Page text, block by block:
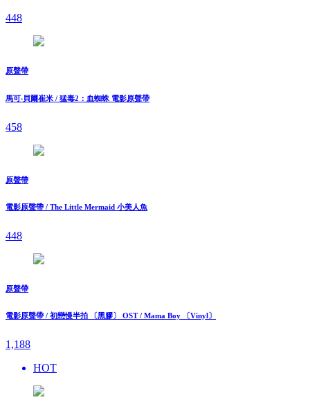
448
原聲帶
馬可‧貝爾崔米 / 猛毒2：血蜘蛛 電影原聲帶
458
原聲帶
電影原聲帶 / The Little Mermaid 小美人魚
448
原聲帶
電影原聲帶 / 初戀慢半拍 〔黑膠〕 OST / Mama Boy 〔Vinyl〕
1,188
HOT